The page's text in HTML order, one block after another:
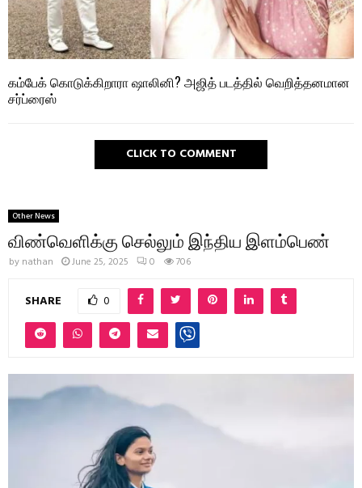
கம்பேக் கொடுக்கிறாரா ஷாலினி? அஜித் படத்தில் வெறித்தனமான
சர்ப்ரைஸ்
CLICK TO COMMENT
Other News
விண்வெளிக்கு செல்லும் இந்திய இளம்பெண்
by nathan June 25, 2025 0 706
SHARE 0